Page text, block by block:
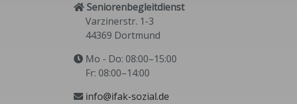
Seniorenbegleitdienst
Varzinerstr. 1-3
44369 Dortmund
Mo - Do: 08:00–15:00
Fr: 08:00–14:00
info@ifak-sozial.de